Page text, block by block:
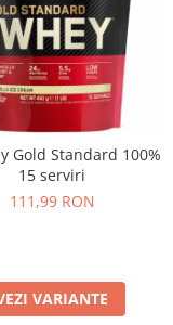
Gold Standard 100%
15 serviri
111,99 RON
VARIANTE